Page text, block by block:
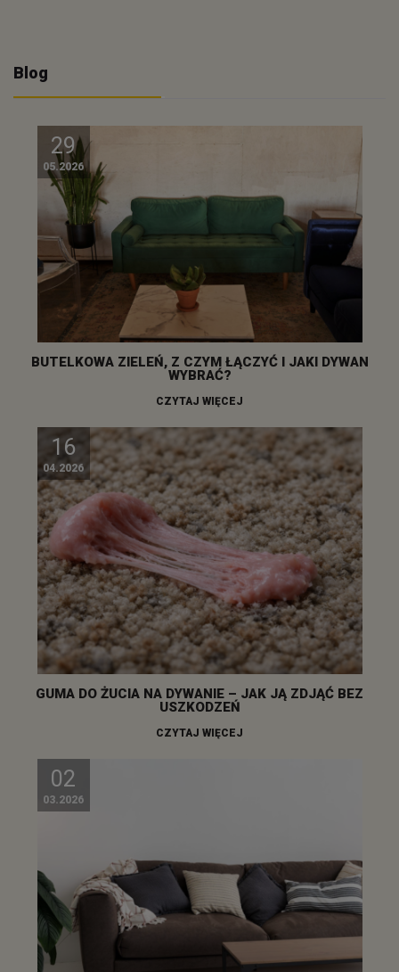
Blog
29
05.2026
BUTELKOWA ZIELEŃ, Z CZYM ŁĄCZYĆ I JAKI DYWAN
WYBRAĆ?
CZYTAJ WIĘCEJ
16
04.2026
GUMA DO ŻUCIA NA DYWANIE – JAK JĄ ZDJĄĆ BEZ
USZKODZEŃ
CZYTAJ WIĘCEJ
02
03.2026